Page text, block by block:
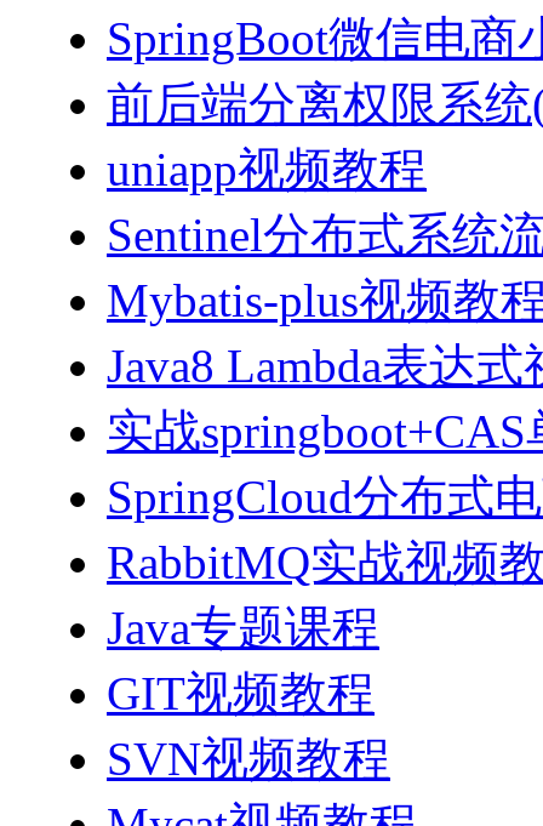
SpringBoot微信电商
前后端分离权限系统
uniapp视频教程
Sentinel分布式系统
Mybatis-plus视频教
Java8 Lambda表达
实战
SpringCloud分布式
RabbitMQ实战视频
Java专题课程
GIT视频教程
SVN视频教程